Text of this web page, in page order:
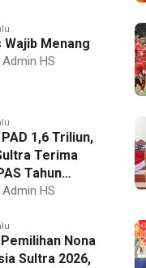
Wajib Menang
Admin HS
1,6 Triliun,
Terima
Tahun
2027
Admin HS
Nona
Sultra 2026,